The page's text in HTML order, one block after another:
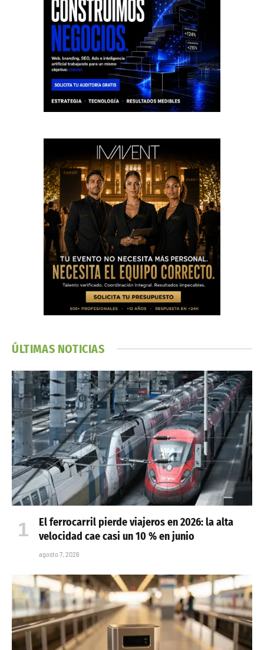
ÚLTIMAS NOTICIAS
El ferrocarril pierde viajeros en 2026: la alta
velocidad cae casi un 10 % en junio
agosto 7, 2026